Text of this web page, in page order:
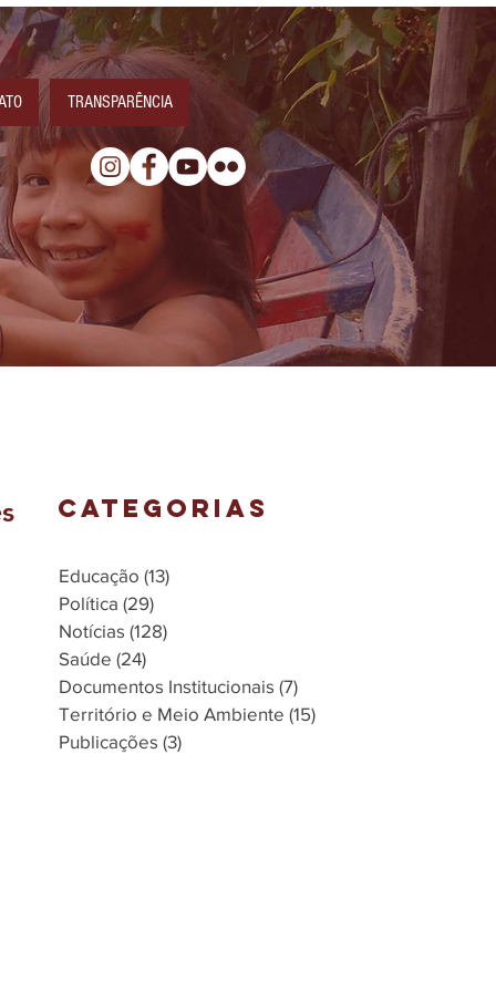
TRANSPARÊNCIA
CATEGORIAS
Educação (13)
Política (29)
Notícias (128)
Saúde (24)
Documentos Institucionais (7)
Território e Meio Ambiente (15)
Publicações (3)